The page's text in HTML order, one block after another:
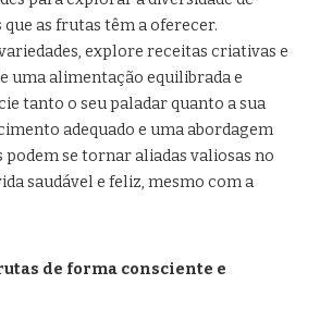
as frutas têm a oferecer.
explore receitas criativas e
uma alimentação equilibrada e
tanto o seu paladar quanto a sua
adequado e uma abordagem
se tornar aliadas valiosas no
saudável e feliz, mesmo com a
de forma consciente e